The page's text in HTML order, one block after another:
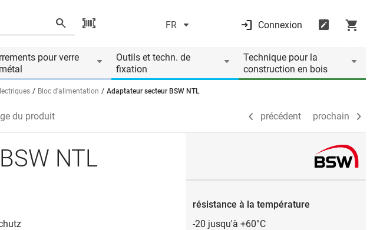
FR Connexion
pour verre
Outils et techn. de
fixation
Technique pour la
construction en bois
Bloc d'alimentation Adaptateur secteur BSW NTL
précédent prochain
du produit précédent prochain
NTL
résistance à la température
-20 jusqu'à +60°C